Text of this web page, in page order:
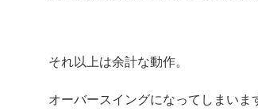
それ以上は余計な動作。
オーバースイングになってしまいま